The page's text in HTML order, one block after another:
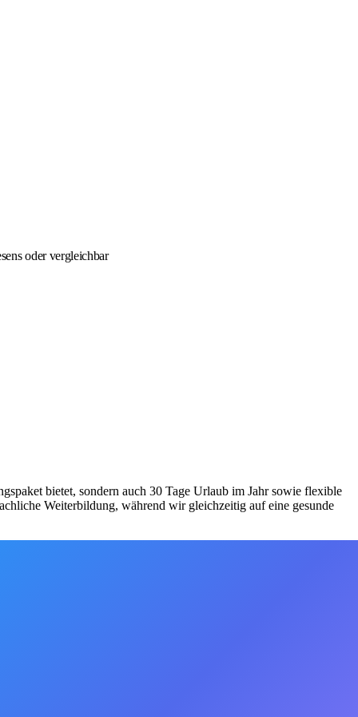
oder vergleichbar
bietet, sondern auch 30 Tage Urlaub im Jahr sowie flexible
Weiterbildung, während wir gleichzeitig auf eine gesunde